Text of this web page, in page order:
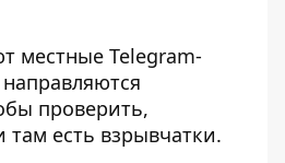
местные Telegram-
проверить,
там есть взрывчатки.